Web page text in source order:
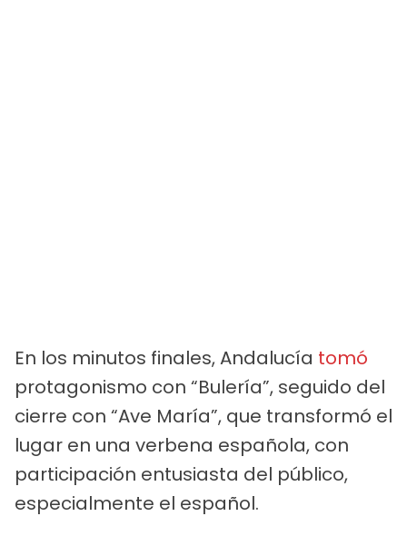
En los minutos finales, Andalucía tomó
protagonismo con “Bulería”, seguido del
cierre con “Ave María”, que transformó el
lugar en una verbena española, con
participación entusiasta del público,
especialmente el español.